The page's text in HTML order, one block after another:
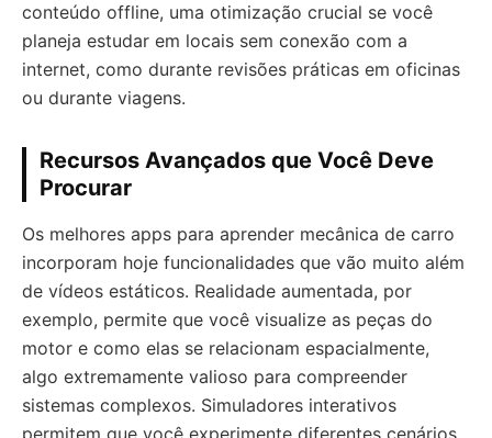
conteúdo offline, uma otimização crucial se você
planeja estudar em locais sem conexão com a
internet, como durante revisões práticas em oficinas
ou durante viagens.
Recursos Avançados que Você Deve
Procurar
Os melhores apps para aprender mecânica de carro
incorporam hoje funcionalidades que vão muito além
de vídeos estáticos. Realidade aumentada, por
exemplo, permite que você visualize as peças do
motor e como elas se relacionam espacialmente,
algo extremamente valioso para compreender
sistemas complexos. Simuladores interativos
permitem que você experimente diferentes cenários